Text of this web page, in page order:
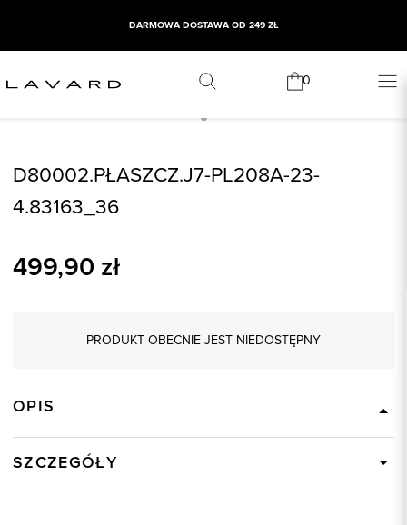
DARMOWA DOSTAWA OD 249 ZŁ
0
D80002.PŁASZCZ.J7-PL208A-23-
4.83163_36
499,90 zł
PRODUKT OBECNIE JEST NIEDOSTĘPNY
OPIS
SZCZEGÓŁY